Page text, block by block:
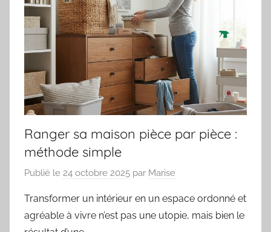
Ranger sa maison pièce par pièce :
méthode simple
Publié le 24 octobre 2025 par Marise
Transformer un intérieur en un espace ordonné et
agréable à vivre n’est pas une utopie, mais bien le